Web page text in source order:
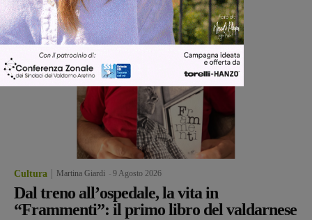
Cultura Martina Giardi 9 Agosto 2026
Dal treno all’ospedale, la vita in
“Frammenti”: il primo libro del valdarnese